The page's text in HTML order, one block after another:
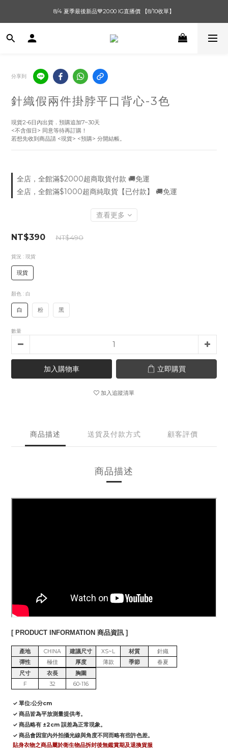
單筆滿$1000【先付款】 / 滿$2000【超取付款】 🚚免運費
8/4 夏季最後新品💙20:00 IG直播價 【8/10收單】
單筆滿$1000【先付款】 / 滿$2000【超取付款】 🚚免運費
分享到
針織假兩件掛脖平口背心-3色
現貨2-6日內出貨．預購追加7~30天
<不含假日> 同意等待再訂購！
若想先收到商品請 <現貨> <預購> 分開結帳。
全店，全館滿$2000超商取貨付款 🚚免運
全店，全館滿$1000超商純取貨【已付款】 🚚免運
查看更多
NT$390 NT$490
貨況 : 現貨
現貨
顏色 : 白
白 粉 黑
數量
加入購物車 立即購買
加入追蹤清單
商品描述 送貨及付款方式 顧客評價
商品描述
[ PRODUCT INFORMATION 商品資訊 ]
產地 CHINA 建議尺寸 XS~L 材質
針織
彈性
極佳 厚度 薄款 季節
春夏
尺寸
衣長
胸圍
F
32 60-116
✓ 單位:公分cm
✓ 商品皆為平放測量提供考。
✓ 商品略有 ±2cm 誤差為正常現象。
✓ 商品會因室內外拍攝光線與角度不同而略有些許色差。
貼身衣物之商品屬於衛生物品拆封後無鑑賞期及退換貨服